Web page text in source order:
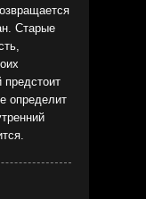
Старые
определит